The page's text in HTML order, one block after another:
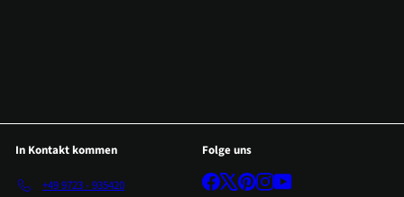
In Kontakt kommen
+49 9723 - 935420
Folge uns
Facebook
X PinterestInstagram
YouTube